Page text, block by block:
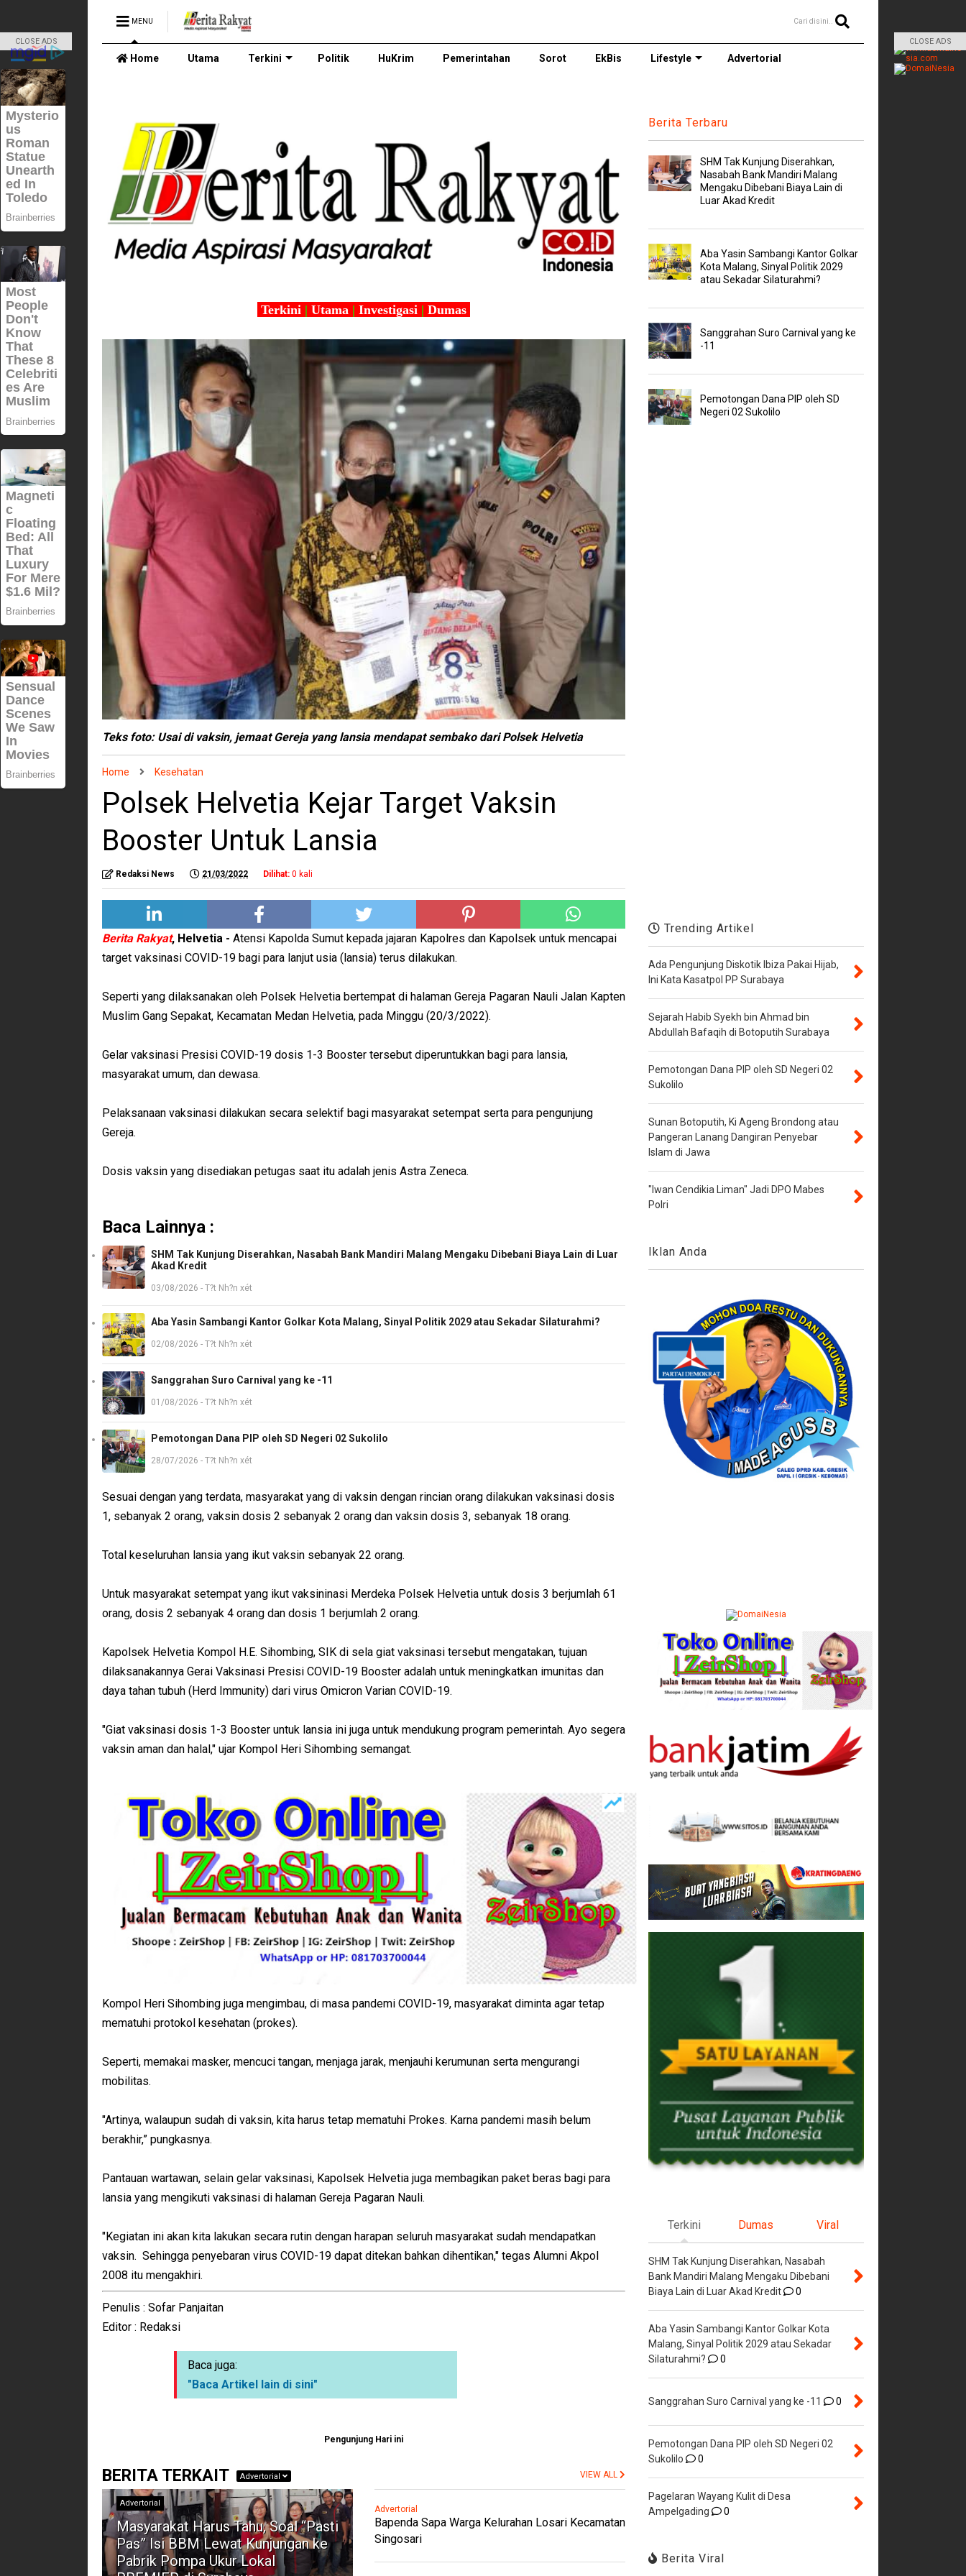
MENU Cari disini..
Home Utama Terkini Politik HuKrim Pemerintahan Sorot EkBis Lifestyle Advertorial
Terkini | Utama | Investigasi | Dumas
Teks foto: Usai di vaksin, jemaat Gereja yang lansia mendapat sembako dari Polsek Helvetia
Home Kesehatan
Polsek Helvetia Kejar Target Vaksin
Booster Untuk Lansia
Redaksi News 21/03/2022 Dilihat: 0 kali
Berita Rakyat, Helvetia - Atensi Kapolda Sumut kepada jajaran Kapolres dan Kapolsek untuk mencapai
target vaksinasi COVID-19 bagi para lanjut usia (lansia) terus dilakukan.
Seperti yang dilaksanakan oleh Polsek Helvetia bertempat di halaman Gereja Pagaran Nauli Jalan Kapten
Muslim Gang Sepakat, Kecamatan Medan Helvetia, pada Minggu (20/3/2022).
Gelar vaksinasi Presisi COVID-19 dosis 1-3 Booster tersebut diperuntukkan bagi para lansia,
masyarakat umum, dan dewasa.
Pelaksanaan vaksinasi dilakukan secara selektif bagi masyarakat setempat serta para pengunjung
Gereja.
Dosis vaksin yang disediakan petugas saat itu adalah jenis Astra Zeneca.
Baca Lainnya :
SHM Tak Kunjung Diserahkan, Nasabah Bank Mandiri Malang Mengaku Dibebani Biaya Lain di Luar
Akad Kredit
03/08/2026 - T?t Nh?n xét
Aba Yasin Sambangi Kantor Golkar Kota Malang, Sinyal Politik 2029 atau Sekadar Silaturahmi?
02/08/2026 - T?t Nh?n xét
Sanggrahan Suro Carnival yang ke -11
01/08/2026 - T?t Nh?n xét
Pemotongan Dana PIP oleh SD Negeri 02 Sukolilo
28/07/2026 - T?t Nh?n xét
Sesuai dengan yang terdata, masyarakat yang di vaksin dengan rincian orang dilakukan vaksinasi dosis
1, sebanyak 2 orang, vaksin dosis 2 sebanyak 2 orang dan vaksin dosis 3, sebanyak 18 orang.
Total keseluruhan lansia yang ikut vaksin sebanyak 22 orang.
Untuk masyarakat setempat yang ikut vaksininasi Merdeka Polsek Helvetia untuk dosis 3 berjumlah 61
orang, dosis 2 sebanyak 4 orang dan dosis 1 berjumlah 2 orang.
Kapolsek Helvetia Kompol H.E. Sihombing, SIK di sela giat vaksinasi tersebut mengatakan, tujuan
dilaksanakannya Gerai Vaksinasi Presisi COVID-19 Booster adalah untuk meningkatkan imunitas dan
daya tahan tubuh (Herd Immunity) dari virus Omicron Varian COVID-19.
"Giat vaksinasi dosis 1-3 Booster untuk lansia ini juga untuk mendukung program pemerintah. Ayo segera
vaksin aman dan halal," ujar Kompol Heri Sihombing semangat.
Kompol Heri Sihombing juga mengimbau, di masa pandemi COVID-19, masyarakat diminta agar tetap
mematuhi protokol kesehatan (prokes).
Seperti, memakai masker, mencuci tangan, menjaga jarak, menjauhi kerumunan serta mengurangi
mobilitas.
"Artinya, walaupun sudah di vaksin, kita harus tetap mematuhi Prokes. Karna pandemi masih belum
berakhir,” pungkasnya.
Pantauan wartawan, selain gelar vaksinasi, Kapolsek Helvetia juga membagikan paket beras bagi para
lansia yang mengikuti vaksinasi di halaman Gereja Pagaran Nauli.
"Kegiatan ini akan kita lakukan secara rutin dengan harapan seluruh masyarakat sudah mendapatkan
vaksin. Sehingga penyebaran virus COVID-19 dapat ditekan bahkan dihentikan," tegas Alumni Akpol
2008 itu mengakhiri.
Penulis : Sofar Panjaitan
Editor : Redaksi
Baca juga:
"Baca Artikel lain di sini"
Pengunjung Hari ini
BERITA TERKAIT Advertorial VIEW ALL
Advertorial
Masyarakat Harus Tahu, Soal “Pasti
Pas” Isi BBM Lewat Kunjungan ke
Pabrik Pompa Ukur Lokal
Advertorial
Bapenda Sapa Warga Kelurahan Losari Kecamatan
Singosari
Berita Terbaru
SHM Tak Kunjung Diserahkan,
Nasabah Bank Mandiri Malang
Mengaku Dibebani Biaya Lain di
Luar Akad Kredit
Aba Yasin Sambangi Kantor Golkar
Kota Malang, Sinyal Politik 2029
atau Sekadar Silaturahmi?
Sanggrahan Suro Carnival yang ke
-11
Pemotongan Dana PIP oleh SD
Negeri 02 Sukolilo
Trending Artikel
Ada Pengunjung Diskotik Ibiza Pakai Hijab,
Ini Kata Kasatpol PP Surabaya
Sejarah Habib Syekh bin Ahmad bin
Abdullah Bafaqih di Botoputih Surabaya
Pemotongan Dana PIP oleh SD Negeri 02
Sukolilo
Sunan Botoputih, Ki Ageng Brondong atau
Pangeran Lanang Dangiran Penyebar
Islam di Jawa
"Iwan Cendikia Liman" Jadi DPO Mabes
Polri
Iklan Anda
Terkini Dumas Viral
SHM Tak Kunjung Diserahkan, Nasabah
Bank Mandiri Malang Mengaku Dibebani
Biaya Lain di Luar Akad Kredit
0
Aba Yasin Sambangi Kantor Golkar Kota
Malang, Sinyal Politik 2029 atau Sekadar
Silaturahmi?
0
Sanggrahan Suro Carnival yang ke -11 0
Pemotongan Dana PIP oleh SD Negeri 02
Sukolilo
0
Pagelaran Wayang Kulit di Desa
Ampelgading
0
Berita Viral
CLOSE ADS CLOSE ADS